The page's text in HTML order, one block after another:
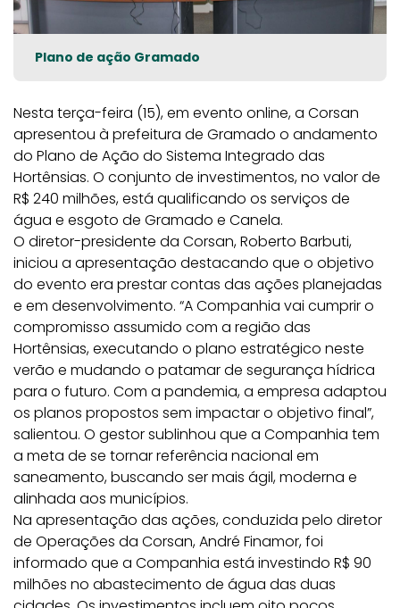
Plano de ação Gramado
Nesta terça-feira (15), em evento online, a Corsan
apresentou à prefeitura de Gramado o andamento
do Plano de Ação do Sistema Integrado das
Hortênsias. O conjunto de investimentos, no valor de
R$ 240 milhões, está qualificando os serviços de
água e esgoto de Gramado e Canela.
O diretor-presidente da Corsan, Roberto Barbuti,
iniciou a apresentação destacando que o objetivo
do evento era prestar contas das ações planejadas
e em desenvolvimento. “A Companhia vai cumprir o
compromisso assumido com a região das
Hortênsias, executando o plano estratégico neste
verão e mudando o patamar de segurança hídrica
para o futuro. Com a pandemia, a empresa adaptou
os planos propostos sem impactar o objetivo final”,
salientou. O gestor sublinhou que a Companhia tem
a meta de se tornar referência nacional em
saneamento, buscando ser mais ágil, moderna e
alinhada aos municípios.
Na apresentação das ações, conduzida pelo diretor
de Operações da Corsan, André Finamor, foi
informado que a Companhia está investindo R$ 90
milhões no abastecimento de água das duas